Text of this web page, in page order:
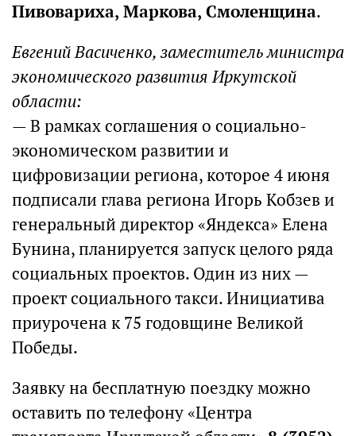
Пивовариха, Маркова, Смоленщина.
Евгений Васиченко, заместитель министра
экономического развития Иркутской
области:
— В рамках соглашения о социально-
экономическом развитии и
цифровизации региона, которое 4 июня
подписали глава региона Игорь Кобзев и
генеральный директор «Яндекса» Елена
Бунина, планируется запуск целого ряда
социальных проектов. Один из них —
проект социального такси. Инициатива
приурочена к 75 годовщине Великой
Победы.
Заявку на бесплатную поездку можно
оставить по телефону «Центра